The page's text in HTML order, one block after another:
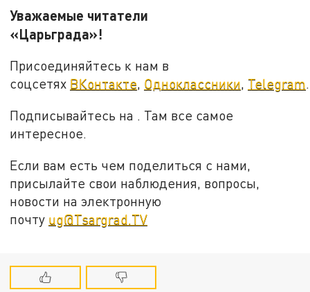
Уважаемые читатели
«Царьграда»!
Присоединяйтесь к нам в
соцсетях ВКонтакте, Одноклассники, Telegram.
Подписывайтесь на . Там все самое
интересное.
Если вам есть чем поделиться с нами,
присылайте свои наблюдения, вопросы,
новости на электронную
почту ug@Tsargrad.TV